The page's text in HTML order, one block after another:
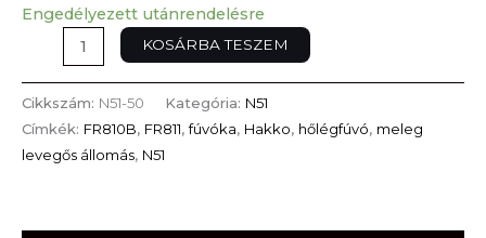
Engedélyezett utánrendelésre
KOSÁRBA TESZEM
Cikkszám: N51-50 Kategória: N51
Címkék: FR810B, FR811,fúvóka, Hakko, hőlégfúvó, meleg
levegős állomás, N51